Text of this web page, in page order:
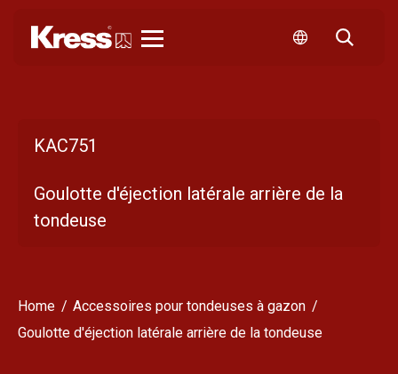
KAC751
Goulotte d'éjection latérale arrière de la
tondeuse
Home
Accessoires pour tondeuses à gazon
Goulotte d'éjection latérale arrière de la tondeuse